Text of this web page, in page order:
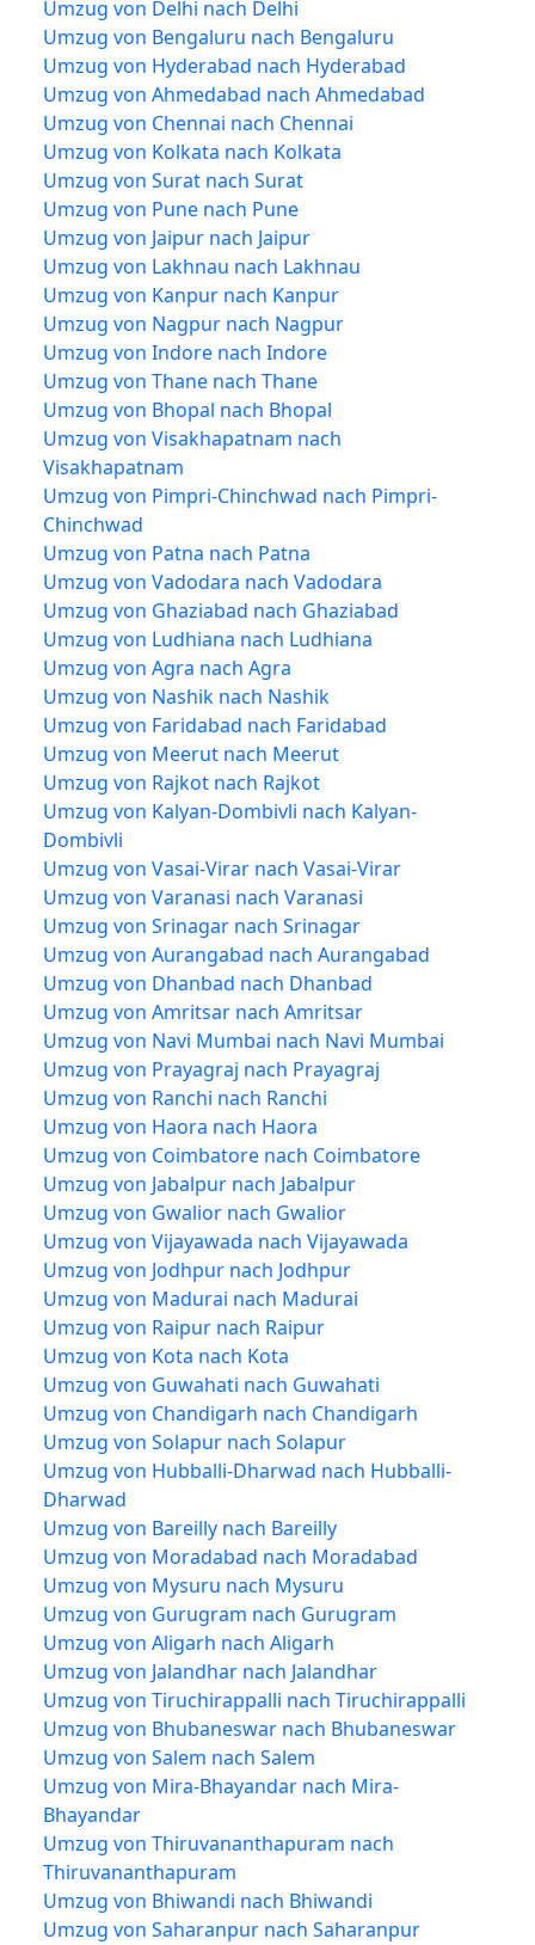
Umzug von Delhi nach Delhi
Umzug von Bengaluru nach Bengaluru
Umzug von Hyderabad nach Hyderabad
Umzug von Ahmedabad nach Ahmedabad
Umzug von Chennai nach Chennai
Umzug von Kolkata nach Kolkata
Umzug von Surat nach Surat
Umzug von Pune nach Pune
Umzug von Jaipur nach Jaipur
Umzug von Lakhnau nach Lakhnau
Umzug von Kanpur nach Kanpur
Umzug von Nagpur nach Nagpur
Umzug von Indore nach Indore
Umzug von Thane nach Thane
Umzug von Bhopal nach Bhopal
Umzug von Visakhapatnam nach
Visakhapatnam
Umzug von Pimpri-Chinchwad nach Pimpri-
Chinchwad
Umzug von Patna nach Patna
Umzug von Vadodara nach Vadodara
Umzug von Ghaziabad nach Ghaziabad
Umzug von Ludhiana nach Ludhiana
Umzug von Agra nach Agra
Umzug von Nashik nach Nashik
Umzug von Faridabad nach Faridabad
Umzug von Meerut nach Meerut
Umzug von Rajkot nach Rajkot
Umzug von Kalyan-Dombivli nach Kalyan-
Dombivli
Umzug von Vasai-Virar nach Vasai-Virar
Umzug von Varanasi nach Varanasi
Umzug von Srinagar nach Srinagar
Umzug von Aurangabad nach Aurangabad
Umzug von Dhanbad nach Dhanbad
Umzug von Amritsar nach Amritsar
Umzug von Navi Mumbai nach Navi Mumbai
Umzug von Prayagraj nach Prayagraj
Umzug von Ranchi nach Ranchi
Umzug von Haora nach Haora
Umzug von Coimbatore nach Coimbatore
Umzug von Jabalpur nach Jabalpur
Umzug von Gwalior nach Gwalior
Umzug von Vijayawada nach Vijayawada
Umzug von Jodhpur nach Jodhpur
Umzug von Madurai nach Madurai
Umzug von Raipur nach Raipur
Umzug von Kota nach Kota
Umzug von Guwahati nach Guwahati
Umzug von Chandigarh nach Chandigarh
Umzug von Solapur nach Solapur
Umzug von Hubballi-Dharwad nach Hubballi-
Dharwad
Umzug von Bareilly nach Bareilly
Umzug von Moradabad nach Moradabad
Umzug von Mysuru nach Mysuru
Umzug von Gurugram nach Gurugram
Umzug von Aligarh nach Aligarh
Umzug von Jalandhar nach Jalandhar
Umzug von Tiruchirappalli nach Tiruchirappalli
Umzug von Bhubaneswar nach Bhubaneswar
Umzug von Salem nach Salem
Umzug von Mira-Bhayandar nach Mira-
Bhayandar
Umzug von Thiruvananthapuram nach
Thiruvananthapuram
Umzug von Bhiwandi nach Bhiwandi
Umzug von Saharanpur nach Saharanpur